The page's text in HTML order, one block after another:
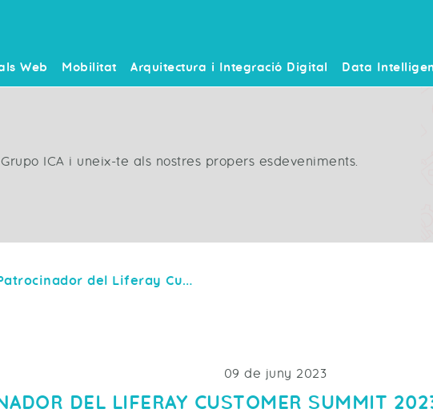
Web Mobilitat Arquitectura i Integració Digital Data
ICA i uneix-te als nostres propers esdeveniments.
ICA, Patrocinador del Liferay Customer Summit 2023 celebrado en Madrid.
09 de juny 2023
DEL LIFERAY CUSTOMER SUMMIT